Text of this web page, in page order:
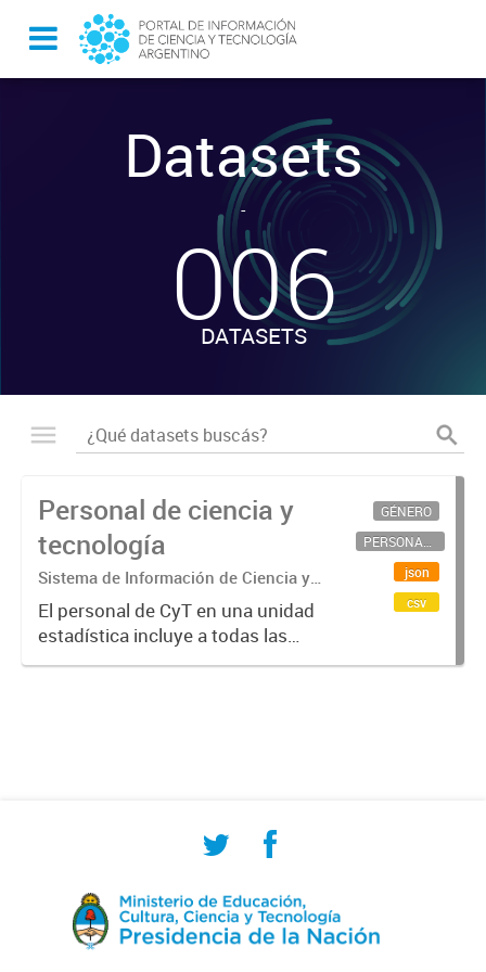
Datasets
-
006
DATASETS
Personal de ciencia y
tecnología
Sistema de Información de Ciencia y
Tecnología Argentino (SICYTAR)
El personal de CyT en una unidad
estadística incluye a todas las
personas involucradas
GÉNERO
PERSONAL CIENTÍFICO-TECNOLÓGICO
json
csv